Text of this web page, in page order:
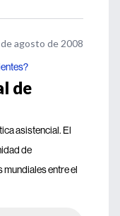
agosto de 2008
de
asistencial. El
de
entre el